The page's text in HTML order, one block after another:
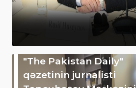
"The Pakistan Daily"
qəzetinin jurnalisti